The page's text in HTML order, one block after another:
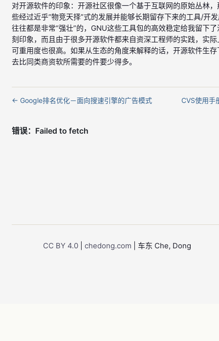
对开源软件的印象：开源社区很像一个基于互联网的原始丛林，
些经过近乎“物竞天择”式的发展并能够长期留存下来的工具/开
往往都是非常“强壮”的，GNU这些工具包的高效稳定给我留下了
刻印象，而且由于很多开源软件都来自资深工程师的实践，实际
可重用度也很高。如果从生态的角度来解释的话，开源软件生存
去比同类商资软所需要的件要少得多。
← Google排名优化－面向搜速引擎的广告模式 CVS使用
CC BY 4.0| chedong.com | 车东 Che, Dong